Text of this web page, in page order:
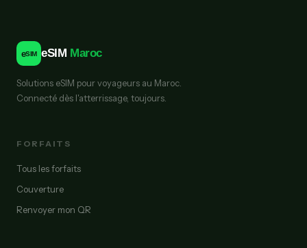
eSIM eSIM Maroc
Solutions eSIM pour voyageurs au Maroc.
Connecté dès l'atterrissage, toujours.
FORFAITS
Tous les forfaits
Couverture
Renvoyer mon QR